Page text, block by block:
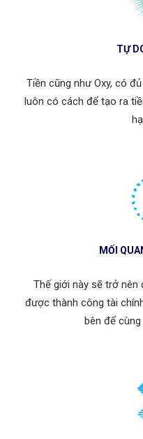
TỰ
Tiền cũng như Oxy, có
luôn có cách để tạo ra
MỐI
Thế giới này sẽ trở
được thành công tài
bên để